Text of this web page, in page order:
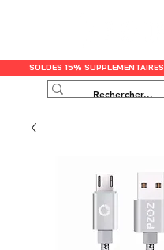
SOLDES 15% SUPPLEMENTAIRES